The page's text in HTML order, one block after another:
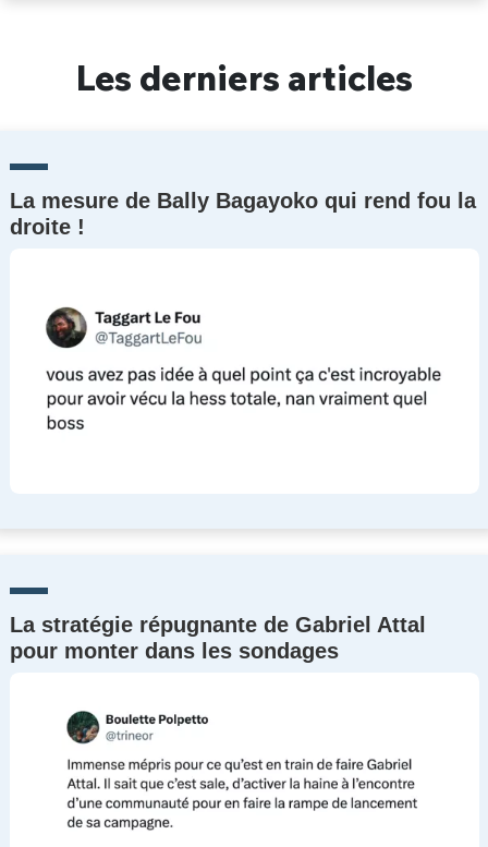
Les derniers articles
La mesure de Bally Bagayoko qui rend fou la
droite !
La stratégie répugnante de Gabriel Attal
pour monter dans les sondages